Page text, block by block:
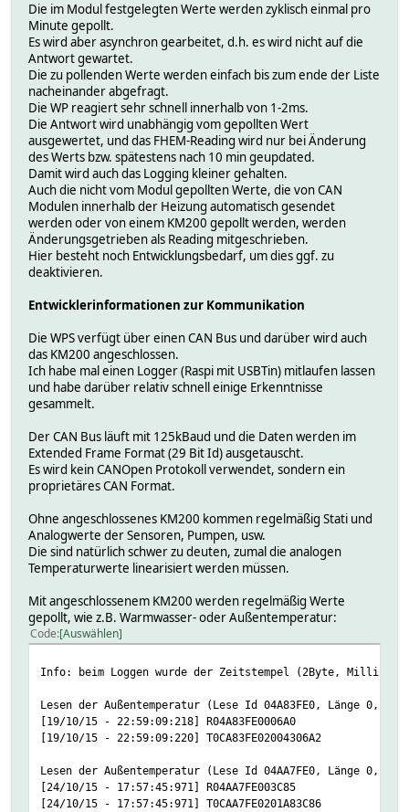
Die im Modul festgelegten Werte werden zyklisch einmal pro
Minute gepollt.
Es wird aber asynchron gearbeitet, d.h. es wird nicht auf die
Antwort gewartet.
Die zu pollenden Werte werden einfach bis zum ende der Liste
nacheinander abgefragt.
Die WP reagiert sehr schnell innerhalb von 1-2ms.
Die Antwort wird unabhängig vom gepollten Wert
ausgewertet, und das FHEM-Reading wird nur bei Änderung
des Werts bzw. spätestens nach 10 min geupdated.
Damit wird auch das Logging kleiner gehalten.
Auch die nicht vom Modul gepollten Werte, die von CAN
Modulen innerhalb der Heizung automatisch gesendet
werden oder von einem KM200 gepollt werden, werden
Änderungsgetrieben als Reading mitgeschrieben.
Hier besteht noch Entwicklungsbedarf, um dies ggf. zu
deaktivieren.
Entwicklerinformationen zur Kommunikation
Die WPS verfügt über einen CAN Bus und darüber wird auch
das KM200 angeschlossen.
Ich habe mal einen Logger (Raspi mit USBTin) mitlaufen lassen
und habe darüber relativ schnell einige Erkenntnisse
gesammelt.
Der CAN Bus läuft mit 125kBaud und die Daten werden im
Extended Frame Format (29 Bit Id) ausgetauscht.
Es wird kein CANOpen Protokoll verwendet, sondern ein
proprietäres CAN Format.
Ohne angeschlossenes KM200 kommen regelmäßig Stati und
Analogwerte der Sensoren, Pumpen, usw.
Die sind natürlich schwer zu deuten, zumal die analogen
Temperaturwerte linearisiert werden müssen.
Mit angeschlossenem KM200 werden regelmäßig Werte
gepollt, wie z.B. Warmwasser- oder Außentemperatur:
Code Auswählen
Info: beim Loggen wurde der Zeitstempel (2Byte,
Lesen der Außentemperatur (Lese Id 04A83FE0, Länge 0,
[19/10/15 - 22:59:09:218]
[19/10/15 - 22:59:09:220]
Lesen der Außentemperatur (Lese Id 04AA7FE0, Länge 0,
[24/10/15 - 17:57:45:971]
[24/10/15 - 17:57:45:971] T0CAA7FE0201A83C86